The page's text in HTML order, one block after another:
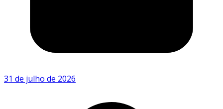
31 de julho de 2026